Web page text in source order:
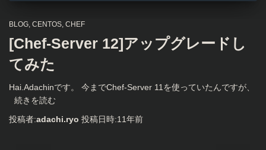
BLOG CENTOS CHEF
[Chef-Server 12]アップグレードし
てみた
Hai.Adachinです。 今までChef-Server 11を使っていたんですが、
続きを読む
投稿者:adachi.ryo 投稿日時:11年前